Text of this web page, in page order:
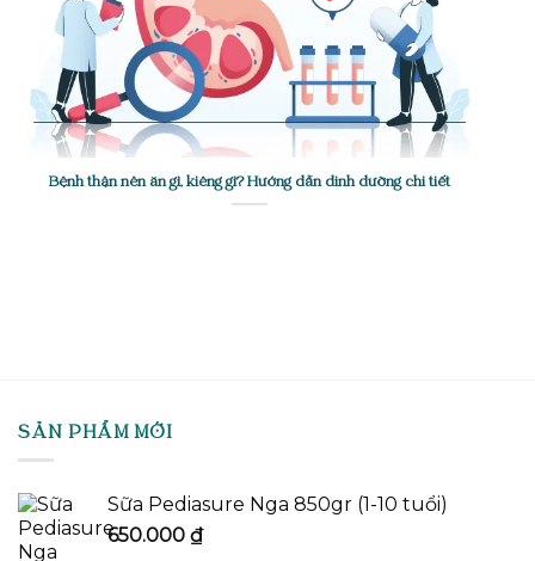
Bệnh thận nên ăn gì, kiêng gì? Hướng dẫn dinh dưỡng chi tiết
SẢN PHẨM MỚI
Sữa Pediasure Nga 850gr (1-10 tuổi)
650.000 ₫